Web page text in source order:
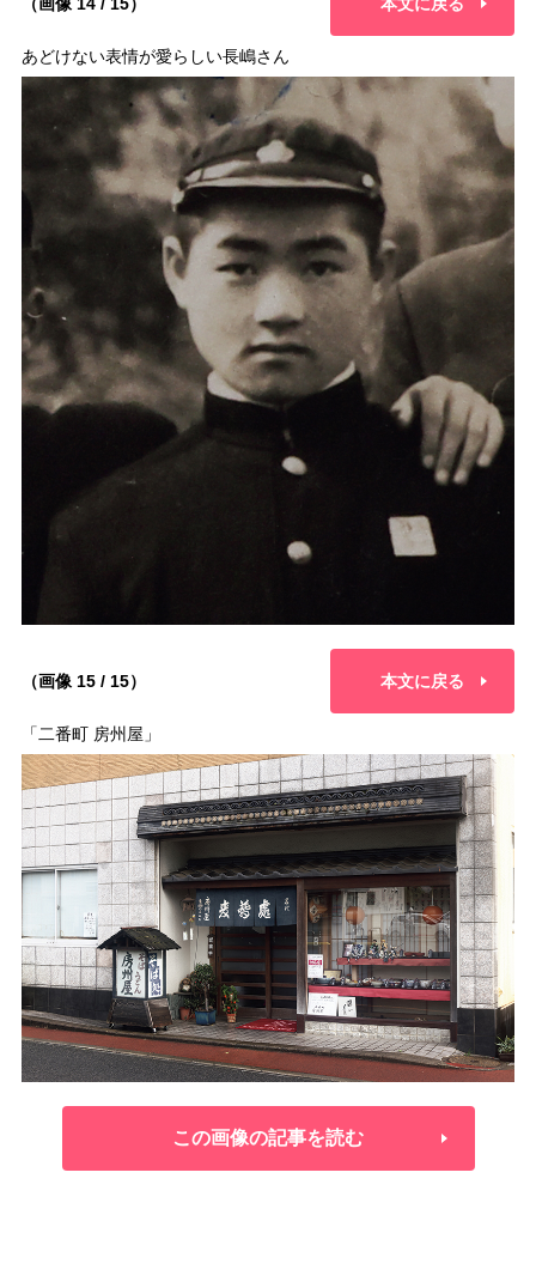
あどけない表情が愛らしい長嶋さん
（画像 15 / 15） 本文に戻る
「二番町 房州屋」
この画像の記事を読む